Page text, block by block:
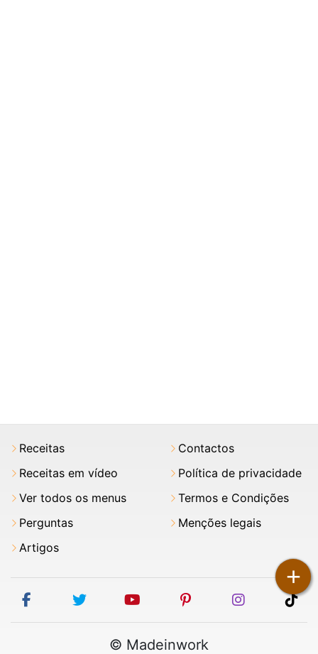
+
Receitas
Receitas em vídeo
Ver todos os menus
Perguntas
Artigos
Contactos
Política de privacidade
Termos e Condições
Menções legais
facebooktwitter youtubepinterestinstagram
© Madeinwork